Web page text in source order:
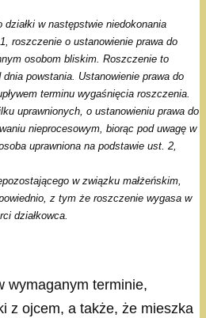
w następstwie niedokonania
roszczenie o ustanowienie prawa do
osobom bliskim. Roszczenie to
powstania. Ustanowienie prawa do
terminu wygaśnięcia roszczenia.
uprawnionych, o ustanowieniu prawa do
nieprocesowym, biorąc pod uwagę w
uprawniona na podstawie ust. 2,
w związku małżeńskim,
z tym że roszczenie wygasa w
działkowca.
wymaganym terminie,
z ojcem, a także, że mieszka